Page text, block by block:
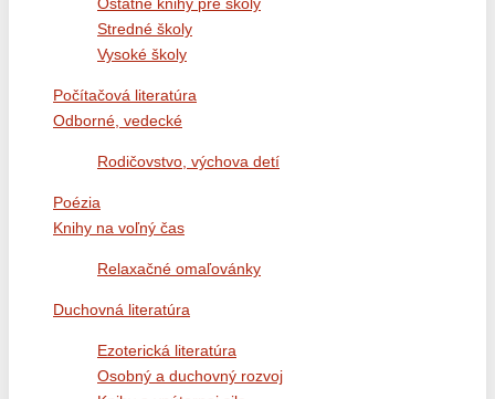
Stredné školy
Vysoké školy
Počítačová literatúra
Odborné, vedecké
Rodičovstvo, výchova detí
Poézia
Knihy na voľný čas
Relaxačné omaľovánky
Duchovná literatúra
Ezoterická literatúra
Osobný a duchovný rozvoj